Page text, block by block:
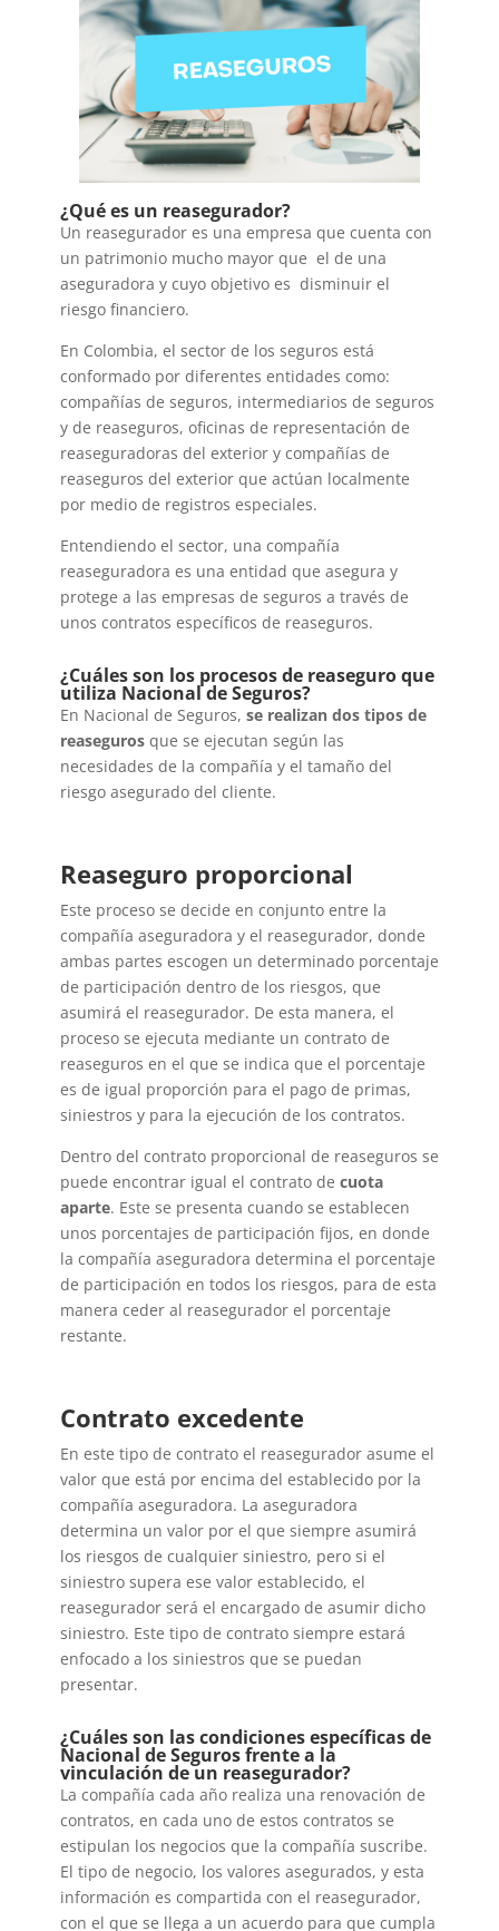
¿Qué es un reasegurador?
Un reasegurador es una empresa que cuenta con
un patrimonio mucho mayor que el de una
aseguradora y cuyo objetivo es disminuir el
riesgo financiero.
En Colombia, el sector de los seguros está
conformado por diferentes entidades como:
compañías de seguros, intermediarios de seguros
y de reaseguros, oficinas de representación de
reaseguradoras del exterior y compañías de
reaseguros del exterior que actúan localmente
por medio de registros especiales.
Entendiendo el sector, una compañía
reaseguradora es una entidad que asegura y
protege a las empresas de seguros a través de
unos contratos específicos de reaseguros.
¿Cuáles son los procesos de reaseguro que
utiliza Nacional de Seguros?
En Nacional de Seguros, se realizan dos tipos de
reasegurosque se ejecutan según las
necesidades de la compañía y el tamaño del
riesgo asegurado del cliente.
Reaseguro proporcional
Este proceso se decide en conjunto entre la
compañía aseguradora y el reasegurador, donde
ambas partes escogen un determinado porcentaje
de participación dentro de los riesgos, que
asumirá el reasegurador. De esta manera, el
proceso se ejecuta mediante un contrato de
reaseguros en el que se indica que el porcentaje
es de igual proporción para el pago de primas,
siniestros y para la ejecución de los contratos.
Dentro del contrato proporcional de reaseguros se
puede encontrar igual el contrato de cuota
aparte. Este se presenta cuando se establecen
unos porcentajes de participación fijos, en donde
la compañía aseguradora determina el porcentaje
de participación en todos los riesgos, para de esta
manera ceder al reasegurador el porcentaje
restante.
Contrato excedente
En este tipo de contrato el reasegurador asume el
valor que está por encima del establecido por la
compañía aseguradora. La aseguradora
determina un valor por el que siempre asumirá
los riesgos de cualquier siniestro, pero si el
siniestro supera ese valor establecido, el
reasegurador será el encargado de asumir dicho
siniestro. Este tipo de contrato siempre estará
enfocado a los siniestros que se puedan
presentar.
¿Cuáles son las condiciones específicas de
Nacional de Seguros frente a la
vinculación de un reasegurador?
La compañía cada año realiza una renovación de
contratos, en cada uno de estos contratos se
estipulan los negocios que la compañía suscribe.
El tipo de negocio, los valores asegurados, y esta
información es compartida con el reasegurador,
con el que se llega a un acuerdo para que cumpla